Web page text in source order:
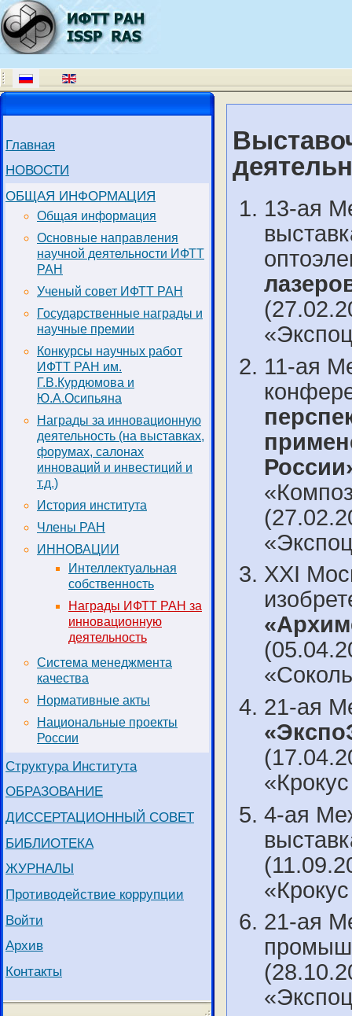
Главная
НОВОСТИ
ОБЩАЯ ИНФОРМАЦИЯ
Общая информация
Основные направления
научной деятельности ИФТТ
РАН
Ученый совет ИФТТ РАН
Государственные награды и
научные премии
Конкурсы научных работ
ИФТТ РАН им.
Г.В.Курдюмова и
Ю.А.Осипьяна
Награды за инновационную
деятельность (на выставках,
форумах, салонах
инноваций и инвестиций и
т.д.)
История института
Члены РАН
ИННОВАЦИИ
Интеллектуальная
собственность
Награды ИФТТ РАН за
инновационную
деятельность
Система менеджмента
качества
Нормативные акты
Национальные проекты
России
Структура Института
ОБРАЗОВАНИЕ
ДИССЕРТАЦИОННЫЙ СОВЕТ
БИБЛИОТЕКА
ЖУРНАЛЫ
Противодействие коррупции
Войти
Архив
Контакты
13-ая
11-ая
XXI
21-ая
4-ая
21-ая